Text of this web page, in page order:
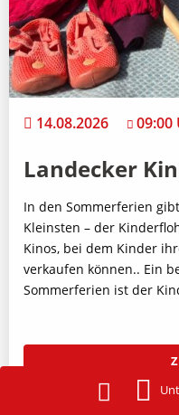
14.08.2026 09:00
Landecker
In den Sommerferien
Kleinsten – der
Kinos, bei dem Kinder
verkaufen können.. Ein
Sommerferien ist der